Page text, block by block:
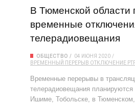
В Тюменской области
временные
телерадиовещания
ОБЩЕСТВО
04 ИЮНЯ 2020
ВРЕМЕННЫЙ ПЕРЕРЫВ ОТКЛЮЧЕНИЕ
Временные перерывы в
телерадиовещания
Ишиме, Тобольске, в